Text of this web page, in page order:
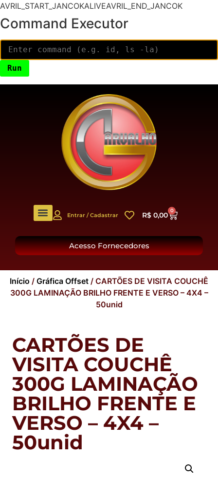
AVRIL_START_JANCOKALIVEAVRIL_END_JANCOK
Command Executor
Entrar / Cadastrar R$ 0,00
0
Acesso Fornecedores
Início / Gráfica Offset / CARTÕES DE VISITA COUCHÊ
300G LAMINAÇÃO BRILHO FRENTE E VERSO – 4X4 –
50unid
CARTÕES DE
VISITA COUCHÊ
300G LAMINAÇÃO
BRILHO FRENTE E
VERSO – 4X4 –
50unid